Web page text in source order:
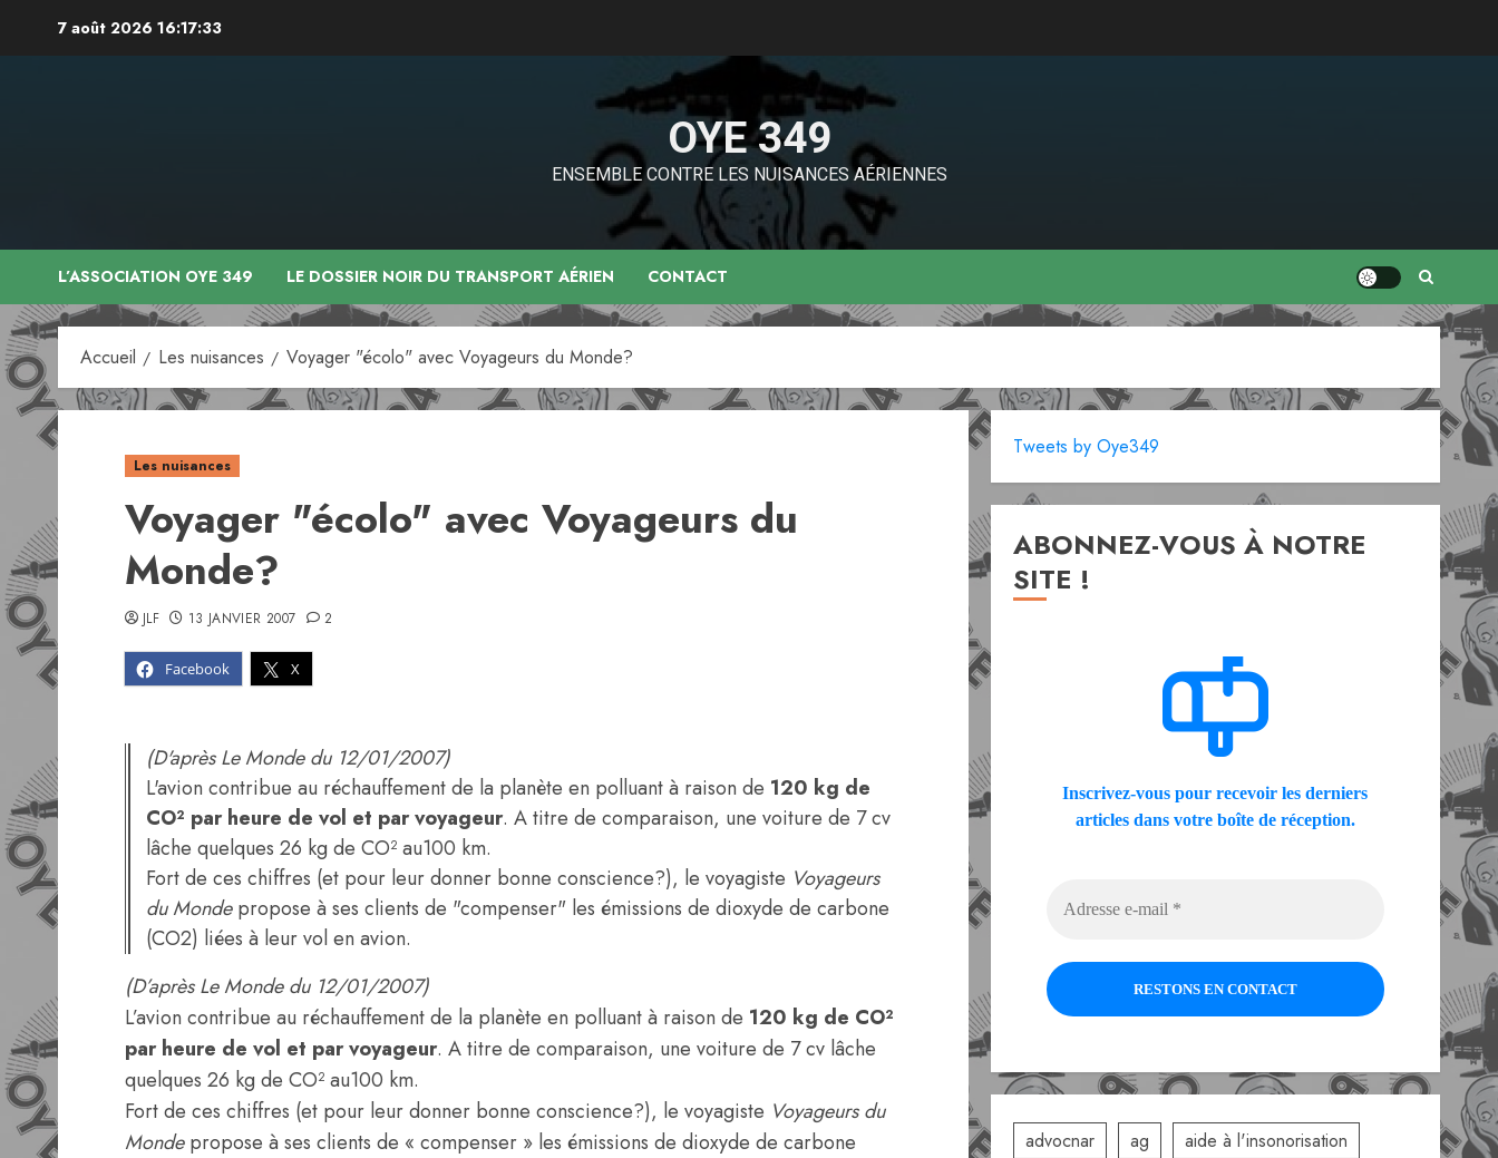
7 août 2026 16:17:34
OYE 349
ENSEMBLE CONTRE LES NUISANCES AÉRIENNES
L’ASSOCIATION OYE 349 LE DOSSIER NOIR DU TRANSPORT AÉRIEN CONTACT
Accueil Les nuisances Voyager "écolo" avec Voyageurs du Monde?
Les nuisances
Voyager "écolo" avec Voyageurs du
Monde?
Facebook X
JLF 13 JANVIER 2007 2
(D'après Le Monde du 12/01/2007)
L'avion contribue au réchauffement de la planète en polluant à raison de 120 kg de
CO² par heure de vol et par voyageur. A titre de comparaison, une voiture de 7 cv
lâche quelques 26 kg de CO² au100 km.
Fort de ces chiffres (et pour leur donner bonne conscience?), le voyagiste Voyageurs
du Mondepropose à ses clients de "compenser" les émissions de dioxyde de carbone
(CO2) liées à leur vol en avion.
(D’après Le Monde du 12/01/2007)
L’avion contribue au réchauffement de la planète en polluant à raison de 120 kg de CO²
par heure de vol et par voyageur. A titre de comparaison, une voiture de 7 cv lâche
quelques 26 kg de CO² au100 km.
Fort de ces chiffres (et pour leur donner bonne conscience?), le voyagiste Voyageurs du
Mondepropose à ses clients de « compenser » les émissions de dioxyde de carbone
Tweets by Oye349
ABONNEZ-VOUS À NOTRE
SITE !
Inscrivez-vous pour recevoir les derniers
articles dans votre boîte de réception.
advocnar ag
aide à l'insonorisation